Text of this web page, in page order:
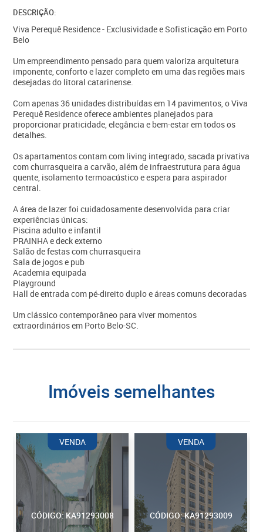
DESCRIÇÃO:
Viva Perequê Residence - Exclusividade e Sofisticação em Porto
Belo
Um empreendimento pensado para quem valoriza arquitetura
imponente, conforto e lazer completo em uma das regiões mais
desejadas do litoral catarinense.
Com apenas 36 unidades distribuídas em 14 pavimentos, o Viva
Perequê Residence oferece ambientes planejados para
proporcionar praticidade, elegância e bem-estar em todos os
detalhes.
Os apartamentos contam com living integrado, sacada privativa
com churrasqueira a carvão, além de infraestrutura para água
quente, isolamento termoacústico e espera para aspirador
central.
A área de lazer foi cuidadosamente desenvolvida para criar
experiências únicas:
Piscina adulto e infantil
PRAINHA e deck externo
Salão de festas com churrasqueira
Sala de jogos e pub
Academia equipada
Playground
Hall de entrada com pé-direito duplo e áreas comuns decoradas
Um clássico contemporâneo para viver momentos
extraordinários em Porto Belo-SC.
imóveis semelhantes
CÓDIGO: KA91293008
VENDA
CÓDIGO: KA91293009
VENDA